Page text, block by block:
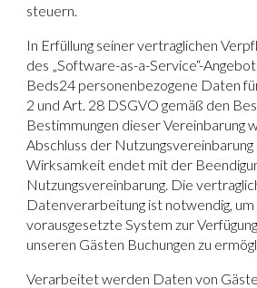
steuern.
In Erfüllung seiner vertraglichen
des „Software-as-a-Service“-
Beds24 personenbezogene Daten
2 und Art. 28 DSGVO gemäß den
Bestimmungen dieser Vereinbarung
Abschluss der
Wirksamkeit endet mit der
Nutzungsvereinbarung. Die
Datenverarbeitung ist notwendig, um
vorausgesetzte System zur
unseren Gästen Buchungen zu
Verarbeitet werden Daten von